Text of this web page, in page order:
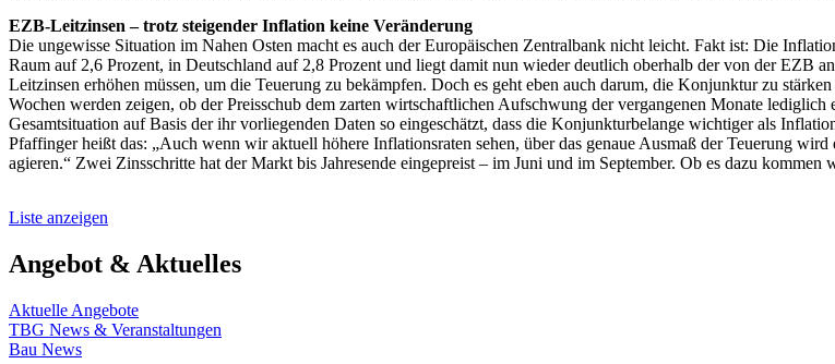
EZB-Leitzinsen – trotz steigender Inflation keine Veränderung
Die ungewisse Situation im Nahen Osten macht es auch der Europäischen Zentralbank nicht leicht. Fakt ist: Die
Raum auf 2,6 Prozent, in Deutschland auf 2,8 Prozent und liegt damit nun wieder deutlich oberhalb der von der EZB
Leitzinsen erhöhen müssen, um die Teuerung zu bekämpfen. Doch es geht eben auch darum, die Konjunktur zu
Wochen werden zeigen, ob der Preisschub dem zarten wirtschaftlichen Aufschwung der vergangenen Monate
Gesamtsituation auf Basis der ihr vorliegenden Daten so eingeschätzt, dass die Konjunkturbelange wichtiger als
Pfaffinger heißt das: „Auch wenn wir aktuell höhere Inflationsraten sehen, über das genaue Ausmaß der Teuerung
agieren.“ Zwei Zinsschritte hat der Markt bis Jahresende eingepreist – im Juni und im September. Ob es dazu
Liste anzeigen
Angebot & Aktuelles
Aktuelle Angebote
TBG News & Veranstaltungen
Bau News